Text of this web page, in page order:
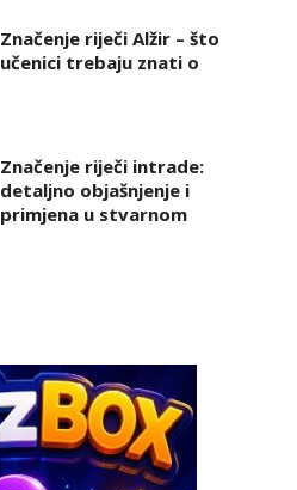
Značenje riječi Alžir – što
učenici trebaju znati o
Značenje riječi intrade:
detaljno objašnjenje i
primjena u stvarnom